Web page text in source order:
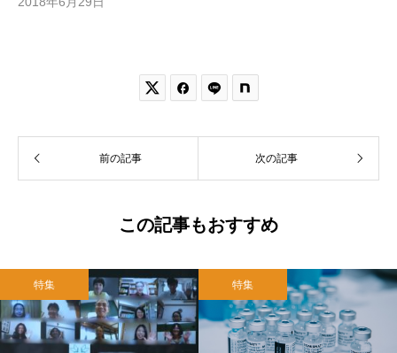
 
前の記事 次の記事
この記事もおすすめ
特集 特集